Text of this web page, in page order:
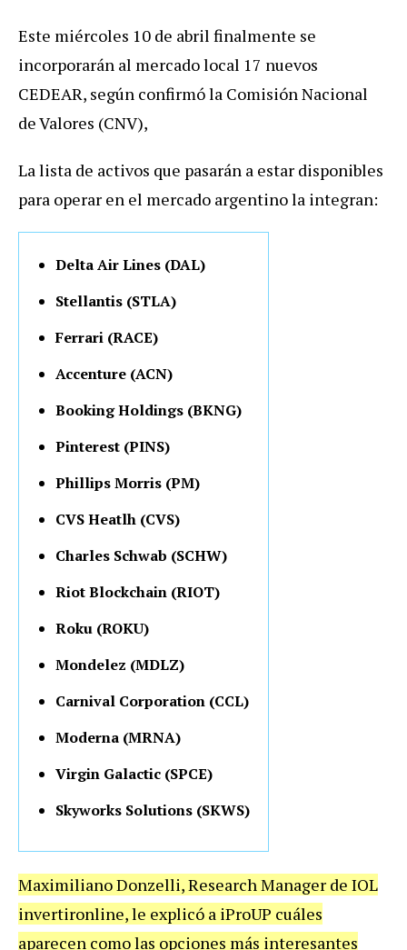
Este miércoles 10 de abril finalmente se
incorporarán al mercado local 17 nuevos
CEDEAR, según confirmó la Comisión Nacional
de Valores (CNV),
La lista de activos que pasarán a estar disponibles
para operar en el mercado argentino la integran:
Delta Air Lines (DAL)
Stellantis (STLA)
Ferrari (RACE)
Accenture (ACN)
Booking Holdings (BKNG)
Pinterest (PINS)
Phillips Morris (PM)
CVS Heatlh (CVS)
Charles Schwab (SCHW)
Riot Blockchain (RIOT)
Roku (ROKU)
Mondelez (MDLZ)
Carnival Corporation (CCL)
Moderna (MRNA)
Virgin Galactic (SPCE)
Skyworks Solutions (SKWS)
Maximiliano Donzelli, Research Manager de IOL
invertironline, le explicó a iProUP cuáles
aparecen como las opciones más interesantes